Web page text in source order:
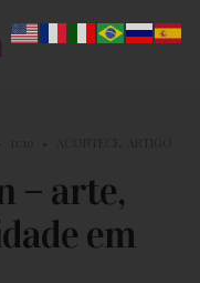
– arte,
em